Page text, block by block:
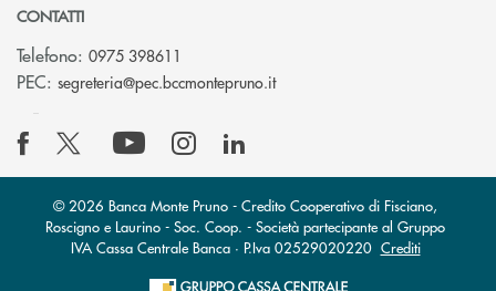
CONTATTI
Telefono: 0975 398611
PEC: segreteria@pec.bccmontepruno.it(si apre l’app di posta
© 2026 Banca Monte Pruno - Credito Cooperativo di Fisciano,
Roscigno e Laurino - Soc. Coop. - Società partecipante al Gruppo
IVA Cassa Centrale Banca · P.Iva 02529020220 Crediti